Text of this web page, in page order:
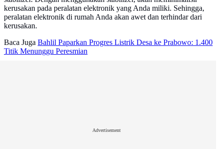
kerusakan pada peralatan elektronik yang Anda miliki. Sehingga,
peralatan elektronik di rumah Anda akan awet dan terhindar dari
kerusakan.
Baca Juga Bahlil Paparkan Progres Listrik Desa ke Prabowo: 1.400
Titik Menunggu Peresmian
Advertisement